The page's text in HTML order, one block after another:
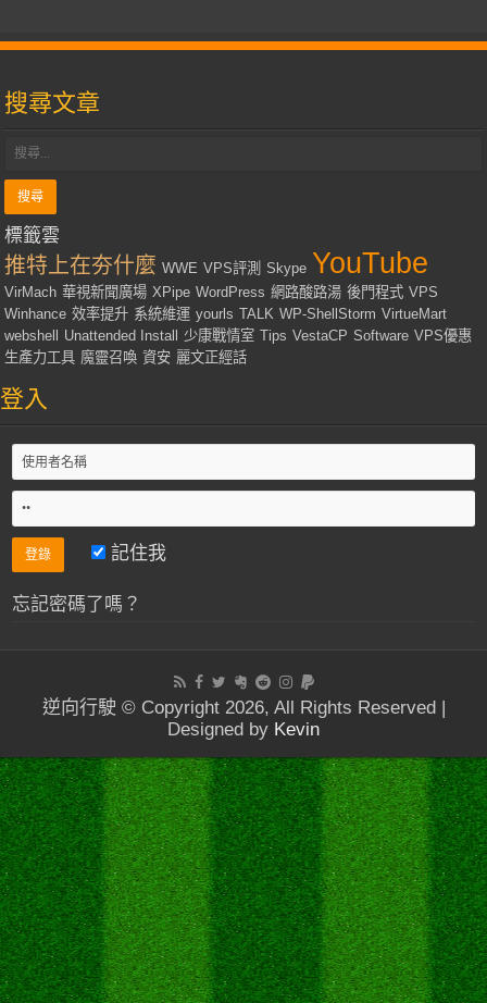
搜尋文章
標籤雲
推特上在夯什麼 WWE VPS評測 Skype YouTube
VirMach 華視新聞廣場 XPipe WordPress 網路酸路湯 後門程式 VPS
Winhance 效率提升 系統維運 yourls TALK WP-ShellStorm VirtueMart
webshell
Unattended Install 少康戰情室 Tips VestaCP Software VPS優惠
生產力工具 魔靈召喚 資安 麗文正經話
登入
記住我
忘記密碼了嗎？
逆向行駛 © Copyright 2026, All Rights Reserved |
Designed by Kevin